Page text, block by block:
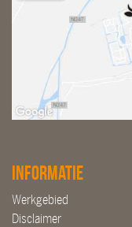
Informatie
Werkgebied
Disclaimer